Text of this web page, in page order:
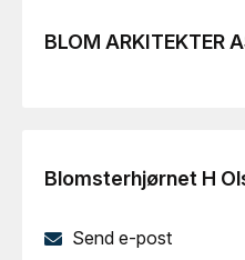
BLOM ARKITEKTER
Blomsterhjørnet H
Send e-post